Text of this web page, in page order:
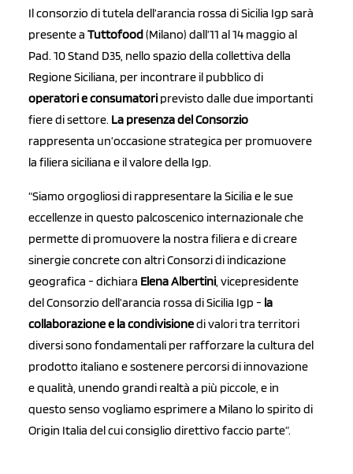
Il consorzio di tutela dell’arancia rossa di Sicilia Igp sarà
presente a Tuttofood (Milano) dall’11 al 14 maggio al
Pad. 10 Stand D35, nello spazio della collettiva della
Regione Siciliana, per incontrare il pubblico di
operatori e consumatori previsto dalle due importanti
fiere di settore. La presenza del Consorzio
rappresenta un’occasione strategica per promuovere
la filiera siciliana e il valore della Igp.
“Siamo orgogliosi di rappresentare la Sicilia e le sue
eccellenze in questo palcoscenico internazionale che
permette di promuovere la nostra filiera e di creare
sinergie concrete con altri Consorzi di indicazione
geografica - dichiara Elena Albertini, vicepresidente
del Consorzio dell’arancia rossa di Sicilia Igp - la
collaborazione e la condivisionedi valori tra territori
diversi sono fondamentali per rafforzare la cultura del
prodotto italiano e sostenere percorsi di innovazione
e qualità, unendo grandi realtà a più piccole, e in
questo senso vogliamo esprimere a Milano lo spirito di
Origin Italia del cui consiglio direttivo faccio parte”.